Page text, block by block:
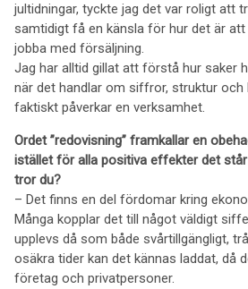
jultidningar, tyckte jag det var roligt att
samtidigt få en känsla för hur det är
jobba med försäljning.
Jag har alltid gillat att förstå hur saker
när det handlar om siffror, struktur
faktiskt påverkar en verksamhet.
Ordet ”redovisning” framkallar en
istället för alla positiva effekter det
tror du?
– Det finns en del fördomar kring
Många kopplar det till något väldigt
upplevs då som både svårtillgängligt,
osäkra tider kan det kännas laddat, då
företag och privatpersoner.